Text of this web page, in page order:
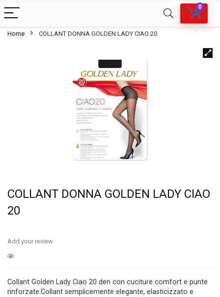
0
Home COLLANT DONNA GOLDEN LADY CIAO 20
COLLANT DONNA GOLDEN LADY CIAO
20
Add your review
Collant Golden Lady Ciao 20 den con cuciture comfort e punte
rinforzate.Collant semplicemente elegante, elasticizzato e